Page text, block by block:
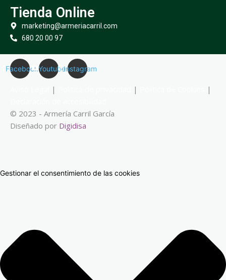
Tienda Online
marketing@armeriacarril.com
680 20 00 97
FacebookYoutubeInstagram
| |
|
© 2023 - Armería Carril García
Diseñado por Digidisa
Gestionar el consentimiento de las cookies